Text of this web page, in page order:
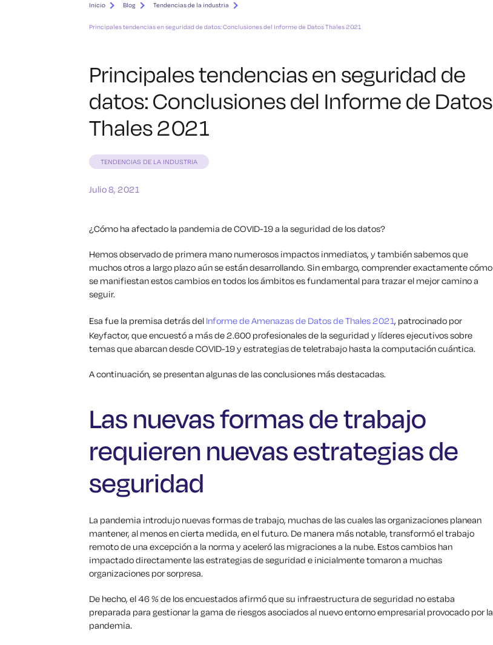
Inicio Blog Tendencias de la industria
Principales tendencias en seguridad de datos: Conclusiones del Informe de Datos Thales 2021
Principales tendencias en seguridad de
datos: Conclusiones del Informe de Datos
Thales 2021
TENDENCIAS DE LA INDUSTRIA
Julio 8, 2021
¿Cómo ha afectado la pandemia de COVID-19 a la seguridad de los datos?
Hemos observado de primera mano numerosos impactos inmediatos, y también sabemos que
muchos otros a largo plazo aún se están desarrollando. Sin embargo, comprender exactamente cómo
se manifiestan estos cambios en todos los ámbitos es fundamental para trazar el mejor camino a
seguir.
Esa fue la premisa detrás del Informe de Amenazas de Datos de Thales 2021, patrocinado por
Keyfactor, que encuestó a más de 2.600 profesionales de la seguridad y líderes ejecutivos sobre
temas que abarcan desde COVID-19 y estrategias de teletrabajo hasta la computación cuántica.
A continuación, se presentan algunas de las conclusiones más destacadas.
Las nuevas formas de trabajo
requieren nuevas estrategias de
seguridad
La pandemia introdujo nuevas formas de trabajo, muchas de las cuales las organizaciones planean
mantener, al menos en cierta medida, en el futuro. De manera más notable, transformó el trabajo
remoto de una excepción a la norma y aceleró las migraciones a la nube. Estos cambios han
impactado directamente las estrategias de seguridad e inicialmente tomaron a muchas
organizaciones por sorpresa.
De hecho, el 46 % de los encuestados afirmó que su infraestructura de seguridad no estaba
preparada para gestionar la gama de riesgos asociados al nuevo entorno empresarial provocado por la
pandemia.